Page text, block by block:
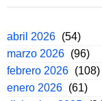
abril 2026 (54)
marzo 2026 (96)
febrero 2026 (108)
enero 2026 (61)